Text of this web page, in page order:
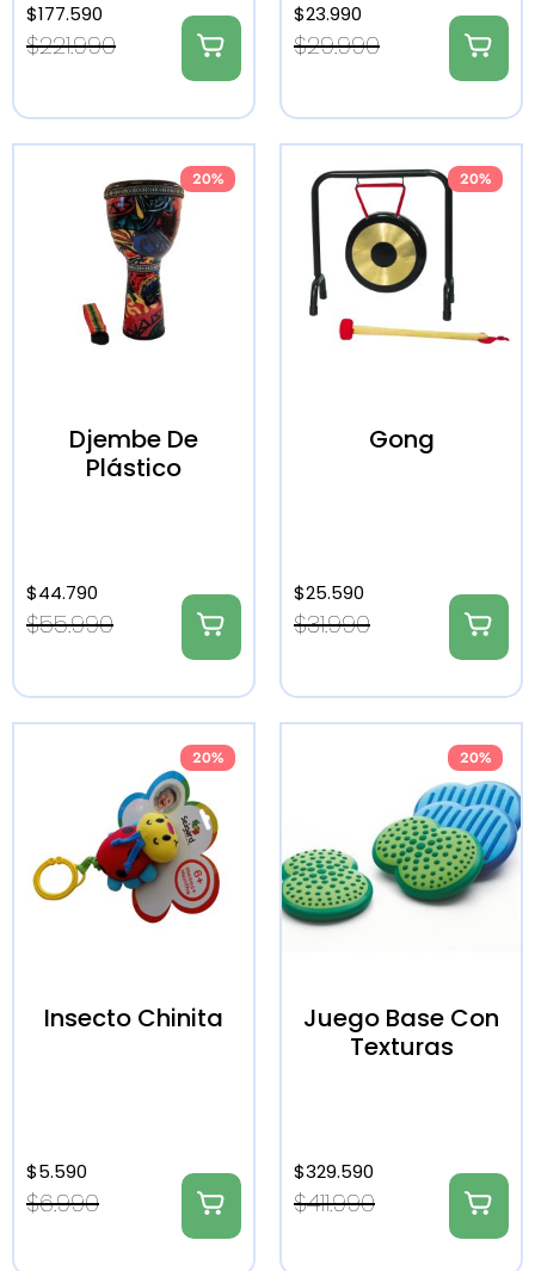
$221.990
$177.590
$29.990
$23.990
20%
Djembe De
Plástico
$55.990
$44.790
20%
Gong
$31.990
$25.590
20%
Insecto Chinita
$6.990
$5.590
20%
Juego Base Con
Texturas
$411.990
$329.590